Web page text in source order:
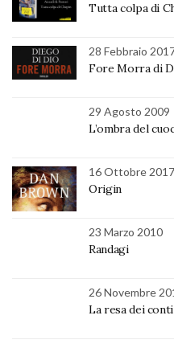
Tutta colpa di
28 Febbraio
Fore Morra di
29 Agosto 2009
L’ombra del
16 Ottobre 2017
Origin
23 Marzo 2010
Randagi
26 Novembre
La resa dei conti